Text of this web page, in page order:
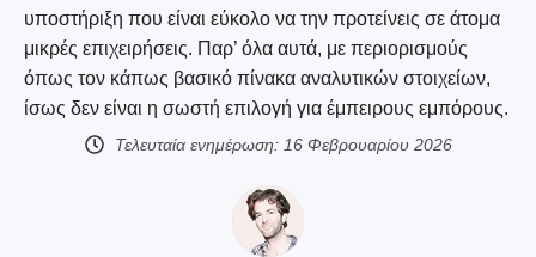
υποστήριξη που είναι εύκολο να την προτείνεις σε άτομα
μικρές επιχειρήσεις. Παρ’ όλα αυτά, με περιορισμούς
όπως τον κάπως βασικό πίνακα αναλυτικών στοιχείων,
ίσως δεν είναι η σωστή επιλογή για έμπειρους εμπόρους.
Τελευταία ενημέρωση: 16 Φεβρουαρίου 2026